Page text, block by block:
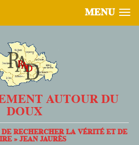
MENU
AUTOUR DU
DOUX
RECHERCHER LA VÉRITÉ ET DE
» JEAN JAURÈS